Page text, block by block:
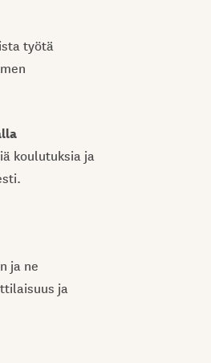
työtä
koulutuksia ja
ja ne
ja